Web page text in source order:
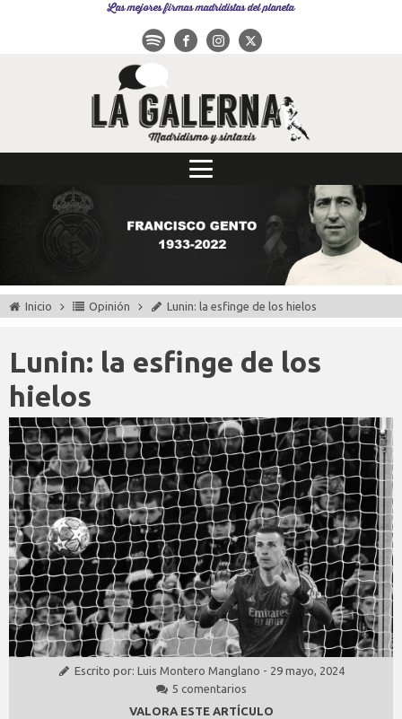
Las mejores firmas madridistas del planeta
Inicio Opinión Lunin: la esfinge de los hielos
Lunin: la esfinge de los
hielos
Escrito por: Luis Montero Manglano - 29 mayo, 2024
5 comentarios
VALORA ESTE ARTÍCULO